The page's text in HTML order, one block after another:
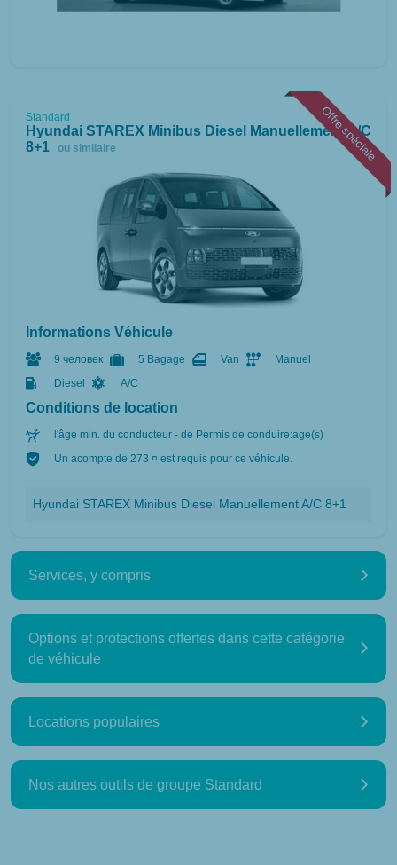
Offre spéciale
Standard
Hyundai STAREX Minibus Diesel Manuellement A/C
8+1
ou similaire
Informations Véhicule
9 человек 5 Bagage Van
Manuel
Diesel
A/C
Conditions de location
l'âge min. du conducteur - de Permis de conduire:age(s)
Un acompte de 273 ¤ est requis pour ce véhicule.
Hyundai STAREX Minibus Diesel Manuellement A/C 8+1
Services, y compris
Options et protections offertes dans cette catégorie
de véhicule
Locations populaires
Nos autres outils de groupe Standard